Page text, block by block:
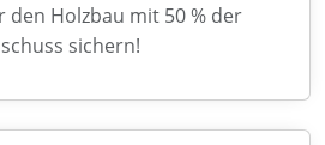
den Holzbau mit 50 % der
sichern!